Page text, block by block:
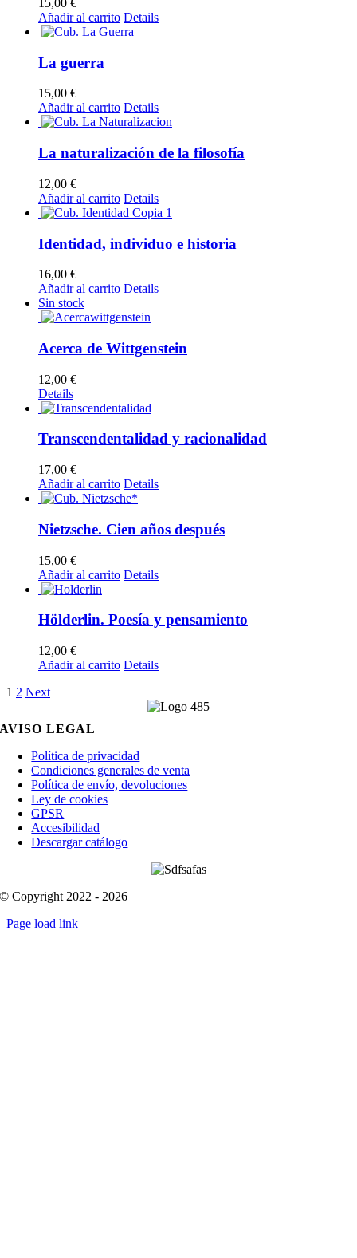
15,00 €
Añadir al carrito Details
La guerra
15,00 €
Añadir al carrito Details
La naturalización de la filosofía
12,00 €
Añadir al carrito Details
Identidad, individuo e historia
16,00 €
Añadir al carrito Details
Sin stock
Acerca de Wittgenstein
12,00 €
Details
Transcendentalidad y racionalidad
17,00 €
Añadir al carrito Details
Nietzsche. Cien años después
15,00 €
Añadir al carrito Details
Hölderlin. Poesía y pensamiento
12,00 €
Añadir al carrito Details
1 2 Next
AVISO LEGAL
Política de privacidad
Condiciones generales de venta
Política de envío, devoluciones
Ley de cookies
GPSR
Accesibilidad
Descargar catálogo
© Copyright 2022 - 2026
Page load link